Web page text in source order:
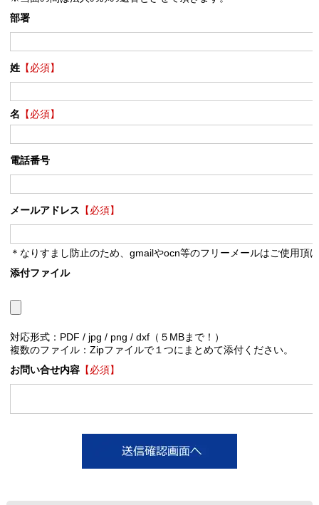
部署
姓【必須】
名 【必須】
電話番号
メールアドレス 【必須】
＊なりすまし防止のため、gmailやocn等のフリーメールはご使用頂
添付ファイル
対応形式：PDF / jpg / png / dxf（５MBまで！）
複数のファイル：Zipファイルで１つにまとめて添付ください。
お問い合せ内容【必須】